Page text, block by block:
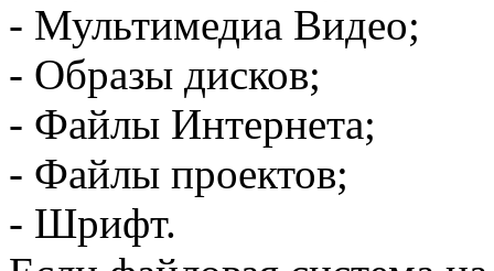
- Мультимедиа Видео;
- Образы дисков;
- Файлы Интернета;
- Файлы проектов;
- Шрифт.